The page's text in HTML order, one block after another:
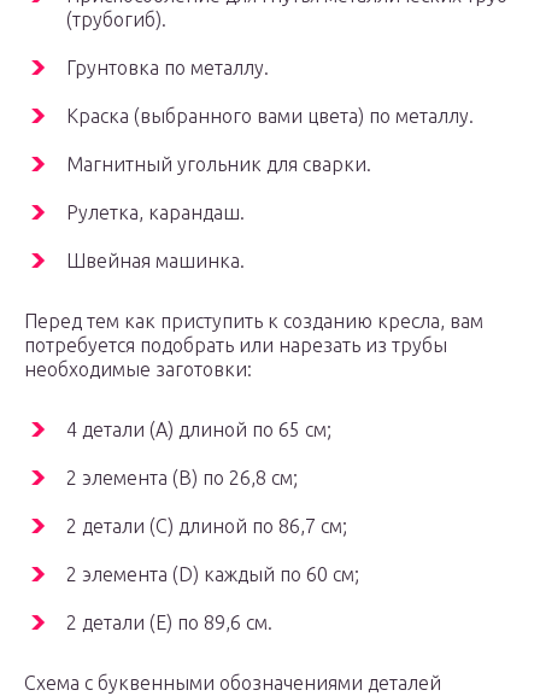
(трубогиб).
Грунтовка по металлу.
Краска (выбранного вами цвета) по металлу.
Магнитный угольник для сварки.
Рулетка, карандаш.
Швейная машинка.
Перед тем как приступить к созданию кресла, вам
потребуется подобрать или нарезать из трубы
необходимые заготовки:
4 детали (A) длиной по 65 см;
2 элемента (B) по 26,8 см;
2 детали (C) длиной по 86,7 см;
2 элемента (D) каждый по 60 см;
2 детали (Е) по 89,6 см.
Схема с буквенными обозначениями деталей